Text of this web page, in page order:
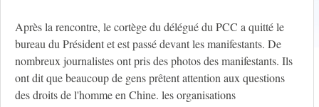
Après la rencontre, le cortège du délégué du PCC a quitté le
bureau du Président et est passé devant les manifestants. De
nombreux journalistes ont pris des photos des manifestants. Ils
ont dit que beaucoup de gens prêtent attention aux questions
des droits de l'homme en Chine. les organisations